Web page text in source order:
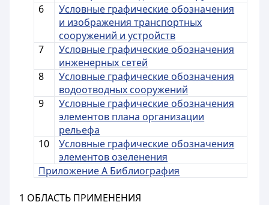
6
Условные графические обозначения
и изображения транспортных
сооружений и устройств
7
Условные графические обозначения
инженерных сетей
8
Условные графические обозначения
водоотводных сооружений
9
Условные графические обозначения
элементов плана организации
рельефа
10
Условные графические обозначения
элементов озеленения
Приложение А Библиография
1 ОБЛАСТЬ ПРИМЕНЕНИЯ